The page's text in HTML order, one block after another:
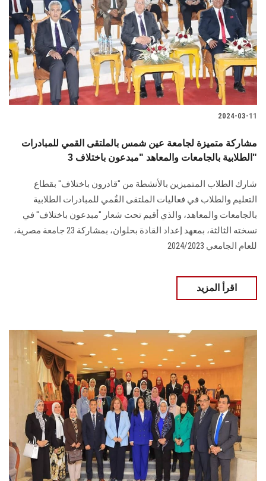
2024-03-11
مشاركة متميزة لجامعة عين شمس بالملتقى القمي للمبادرات
الطلابية بالجامعات والمعاهد "مبدعون باختلاف 3"
شارك الطلاب المتميزين بالأنشطة من "قادرون باختلاف" بقطاع
التعليم والطلاب في فعاليات الملتقى القُمي للمبادرات الطلابية
بالجامعات والمعاهد، والذي أقيم تحت شعار ‏‏"مبدعون باختلاف" في
نسخته الثالثة، بمعهد إعداد القادة بحلوان، بمشاركة 23 جامعة مصرية،
‏للعام الجامعي 2024/2023
اقرأ المزيد